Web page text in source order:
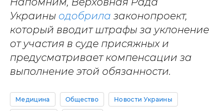
Украины одобрила законопроект,
который вводит штрафы за уклонение
от участия в суде присяжных и
предусматривает компенсации за
выполнение этой обязанности.
Медицина Общество Новости Украины